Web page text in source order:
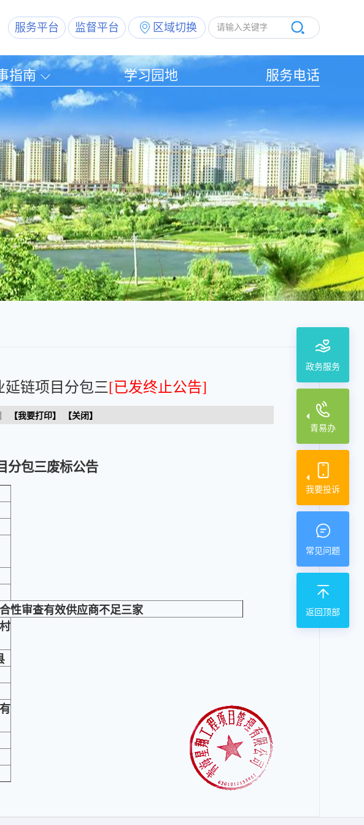
服务平台 监督平台 区域切换
指南 学习园地 服务电话
政务服务
青易办
我要投诉
常见问题
返回顶部
延链项目分包三[已发终止公告]
】 【我要打印】 【关闭 】
分包三废标公告
性审查有效供应商不足三家